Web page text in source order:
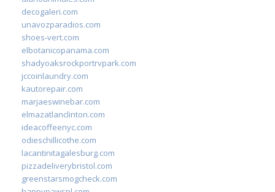
decogaleri.com
unavozparadios.com
shoes-vert.com
elbotanicopanama.com
shadyoaksrockportrvpark.com
jccoinlaundry.com
kautorepair.com
marjaeswinebar.com
elmazatlanclinton.com
ideacoffeenyc.com
odieschillicothe.com
lacantinitagalesburg.com
pizzadeliverybristol.com
greenstarsmogcheck.com